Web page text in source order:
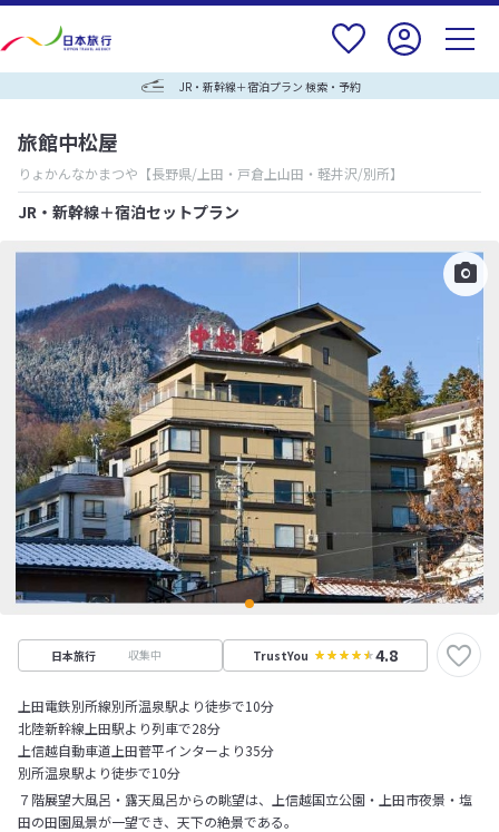
JR・新幹線＋宿泊プラン 検索・予約
旅館中松屋
りょかんなかまつや 【長野県/上田・戸倉上山田・軽井沢/別所】
JR・新幹線＋宿泊セットプラン
日本旅行 収集中 TrustYou 4.8
上田電鉄別所線別所温泉駅より徒歩で10分
北陸新幹線上田駅より列車で28分
上信越自動車道上田菅平インターより35分
別所温泉駅より徒歩で10分
７階展望大風呂・露天風呂からの眺望は、上信越国立公園・上田市夜景・塩
田の田園風景が一望でき、天下の絶景である。